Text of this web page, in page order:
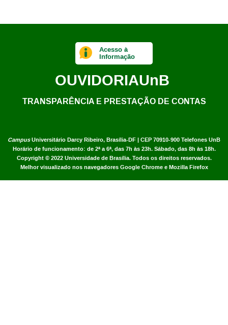
CampusUniversitário Darcy Ribeiro, Brasília-DF | CEP 70910-900 Telefones UnB
Horário de funcionamento: de 2ª a 6ª, das 7h às 23h. Sábado, das 8h às 18h.
Copyright © 2022 Universidade de Brasília. Todos os direitos reservados.
Melhor visualizado nos navegadores Google Chrome e Mozilla Firefox
Acesso à
Informação
OUVIDORIAUnB
TRANSPARÊNCIA E PRESTAÇÃO DE CONTAS